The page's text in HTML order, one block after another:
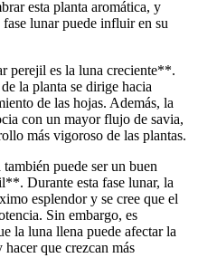
esta planta aromática, y
lunar puede influir en su
perejil es la luna creciente**.
la planta se dirige hacia
de las hojas. Además, la
con un mayor flujo de savia,
más vigoroso de las plantas.
puede ser un buen
Durante esta fase lunar, la
esplendor y se cree que el
Sin embargo, es
la luna llena puede afectar la
que crezcan más